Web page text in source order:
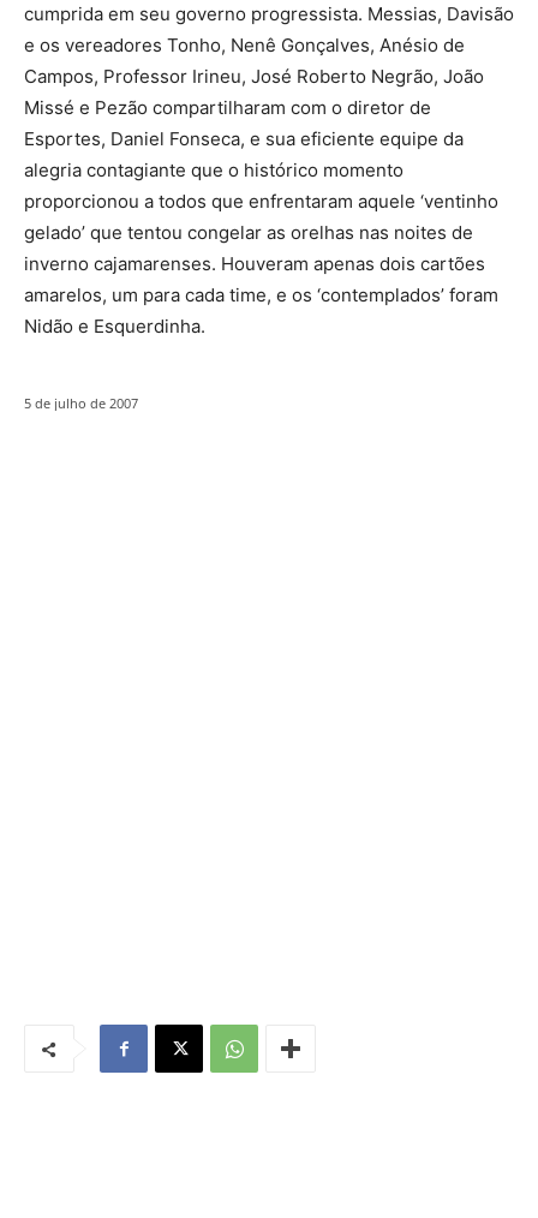
cumprida em seu governo progressista. Messias, Davisão
e os vereadores Tonho, Nenê Gonçalves, Anésio de
Campos, Professor Irineu, José Roberto Negrão, João
Missé e Pezão compartilharam com o diretor de
Esportes, Daniel Fonseca, e sua eficiente equipe da
alegria contagiante que o histórico momento
proporcionou a todos que enfrentaram aquele ‘ventinho
gelado’ que tentou congelar as orelhas nas noites de
inverno cajamarenses. Houveram apenas dois cartões
amarelos, um para cada time, e os ‘contemplados’ foram
Nidão e Esquerdinha.
5 de julho de 2007